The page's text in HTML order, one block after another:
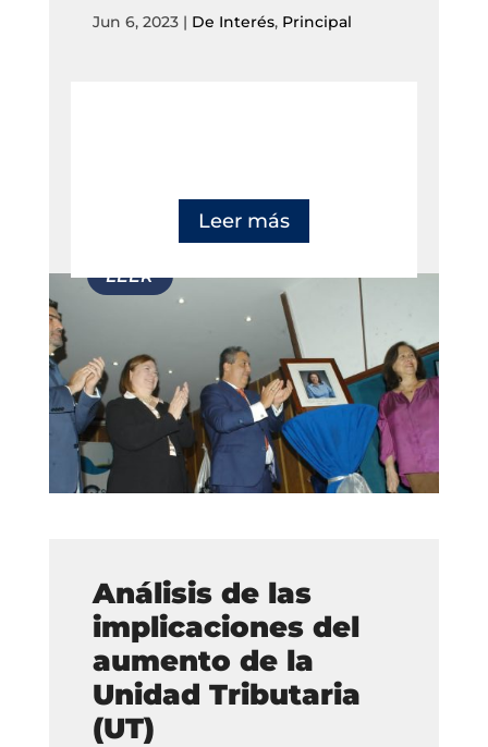
Jun 6, 2023| De Interés, Principal
Leer más
Análisis de las
implicaciones del
aumento de la
Unidad Tributaria
(UT)